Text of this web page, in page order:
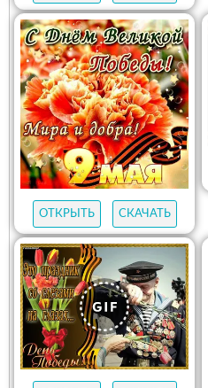
ОТКРЫТЬ СКАЧАТЬ